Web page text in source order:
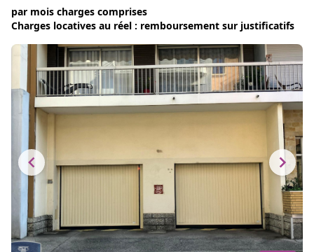
par mois charges comprises
Charges locatives au réel : remboursement sur justificatifs